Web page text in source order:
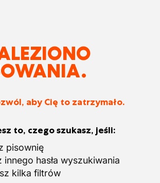
aby Cię to zatrzymało.
to, czego szukasz, jeśli:
pisownię
innego hasła wyszukiwania
kilka filtrów